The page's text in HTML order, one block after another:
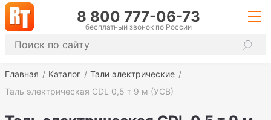
8 800 777-06-73
бесплатный звонок по России
Главная Каталог
Тали электрические
Таль электрическая CDL 0,5 т 9 м (УСВ)